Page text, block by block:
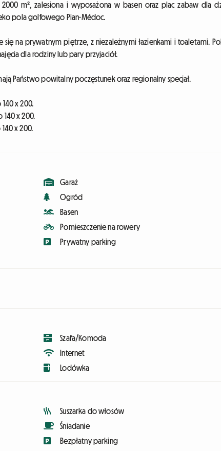
m², zalesiona i wyposażona w basen oraz plac zabaw dla
pola golfowego Pian-Médoc.
na prywatnym piętrze, z niezależnymi łazienkami i toaletami.
dla rodziny lub pary przyjaciół.
Państwo powitalny poczęstunek oraz regionalny specjał.
x 200.
140 x 200.
x 200.
Garaż
Ogród
Basen
Pomieszczenie na rowery
Prywatny parking
Szafa/Komoda
Internet
Lodówka
Suszarka do włosów
Śniadanie
Bezpłatny parking